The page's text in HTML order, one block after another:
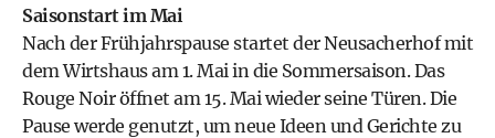
Saisonstart im Mai
Nach der Frühjahrspause startet der Neusacherhof mit
dem Wirtshaus am 1. Mai in die Sommersaison. Das
Rouge Noir öffnet am 15. Mai wieder seine Türen. Die
Pause werde genutzt, um neue Ideen und Gerichte zu